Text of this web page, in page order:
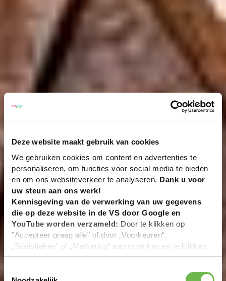
Deze website maakt gebruik van cookies
We gebruiken cookies om content en advertenties te
personaliseren, om functies voor social media te bieden
en om ons websiteverkeer te analyseren. Dank u voor
uw steun aan ons werk!
Kennisgeving van de verwerking van uw gegevens
die op deze website in de VS door Google en
YouTube worden verzameld: Door te klikken op
"Accepteer graag alle" of door „Voorkeuren“,
„Statistieken“ of „Marketing“ aan te vinken en te klikken
op "Selectie handmatig instellen", stemt u er ook mee in
overeenstemming met Art. 49 (1) zin 1 lit. a DSGVO. De